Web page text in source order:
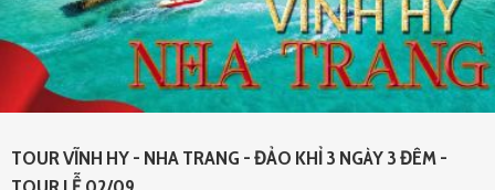
TOUR VĨNH HY - NHA TRANG - ĐẢO KHỈ 3 NGÀY 3 ĐÊM -